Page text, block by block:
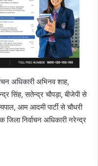
अधिकारी अभिनव शाह,
सिंह, सतेन्द्र चौपड़ा, बीजेपी से
आम आदमी पार्टी से चौधरी
निर्वाचन अधिकारी नरेन्द्र